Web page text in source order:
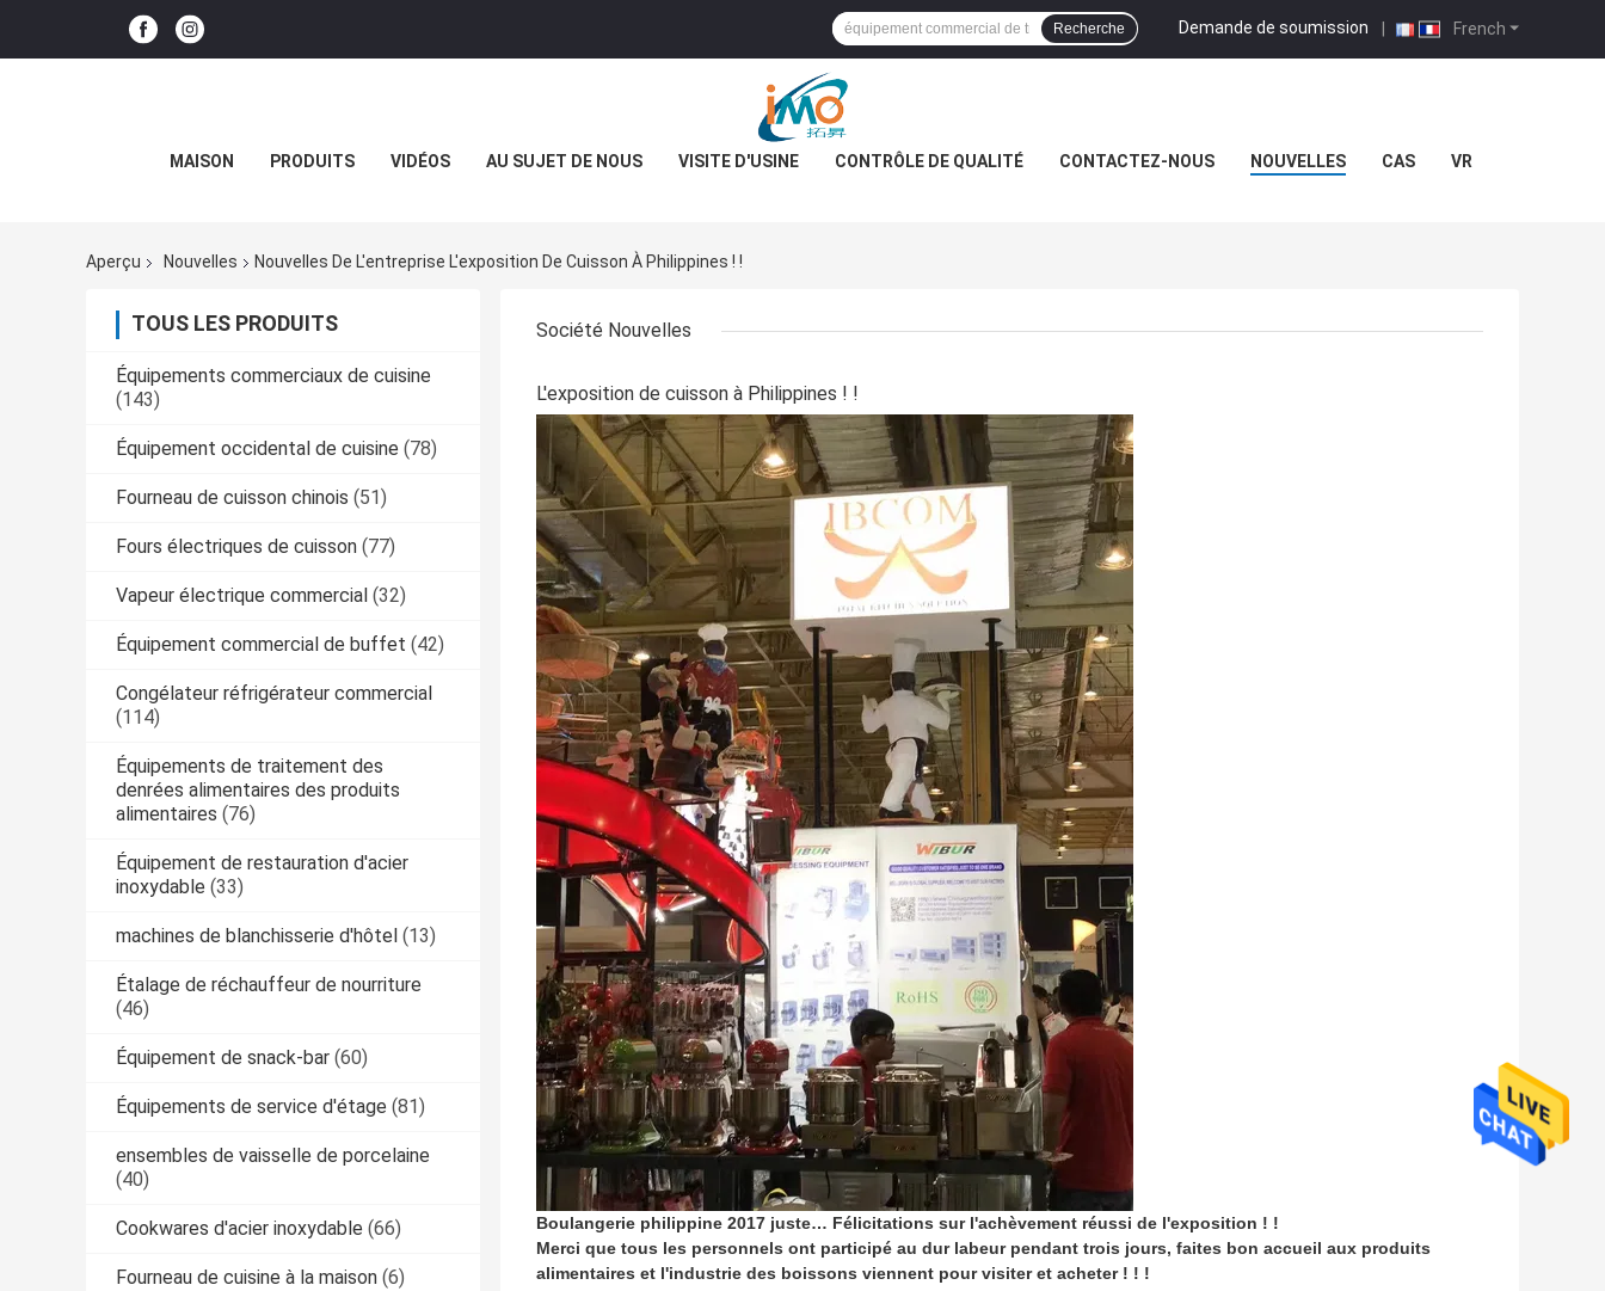
French
Demande de soumission |
Recherche
MAISON PRODUITS VIDÉOS AU SUJET DE NOUS VISITE D'USINE CONTRÔLE DE QUALITÉ CONTACTEZ-NOUS NOUVELLES CAS VR
Aperçu Nouvelles Nouvelles De L'entreprise L'exposition De Cuisson À Philippines ! !
TOUS LES PRODUITS
Équipements commerciaux de cuisine
(143)
Équipement occidental de cuisine (78)
Fourneau de cuisson chinois (51)
Fours électriques de cuisson (77)
Vapeur électrique commercial (32)
Équipement commercial de buffet (42)
Congélateur réfrigérateur commercial
(114)
Équipements de traitement des
denrées alimentaires des produits
alimentaires (76)
Équipement de restauration d'acier
inoxydable (33)
machines de blanchisserie d'hôtel (13)
Étalage de réchauffeur de nourriture
(46)
Équipement de snack-bar (60)
Équipements de service d'étage (81)
ensembles de vaisselle de porcelaine
(40)
Cookwares d'acier inoxydable (66)
Fourneau de cuisine à la maison (6)
Société Nouvelles
L'exposition de cuisson à Philippines ! !
Boulangerie philippine 2017 juste… Félicitations sur l'achèvement réussi de l'exposition ! !
Merci que tous les personnels ont participé au dur labeur pendant trois jours, faites bon accueil aux produits
alimentaires et l'industrie des boissons viennent pour visiter et acheter ! ! !